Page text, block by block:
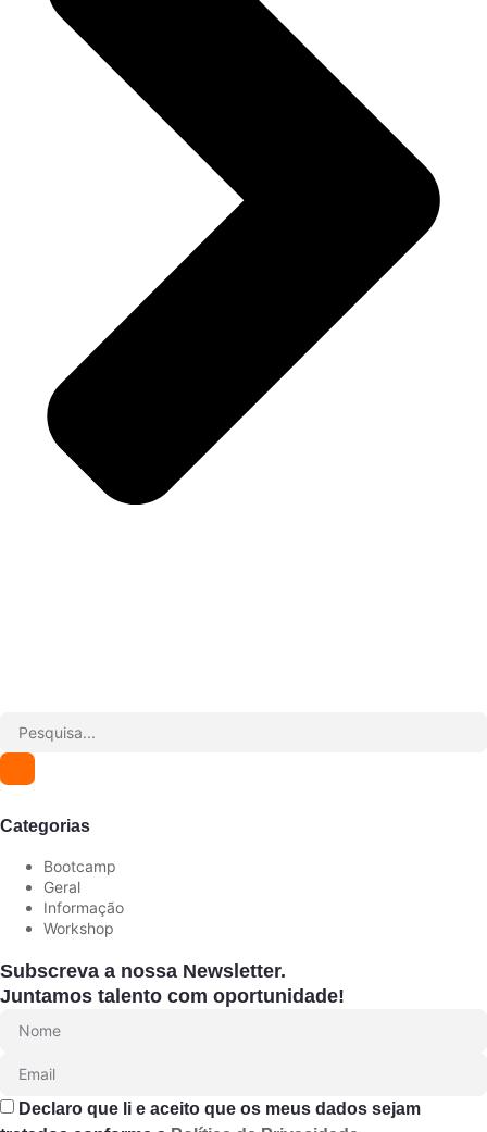
Categorias
Bootcamp
Geral
Informação
Workshop
Subscreva a nossa Newsletter.
Juntamos talento com oportunidade!
Declaro que li e aceito que os meus dados sejam